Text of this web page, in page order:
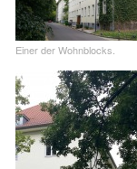
Einer der Wohnblocks.